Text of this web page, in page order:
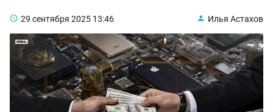
29 сентября 2025 13:46 Илья Астахов